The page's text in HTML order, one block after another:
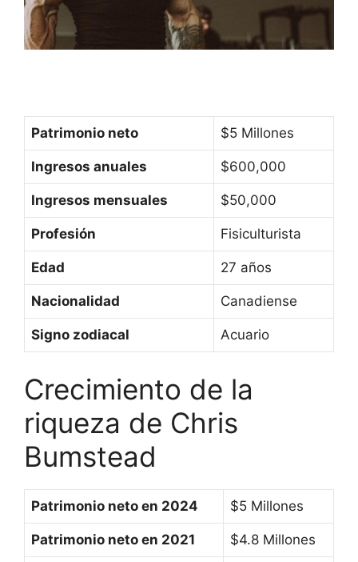
Patrimonio neto $5 Millones
Ingresos anuales $600,000
Ingresos mensuales $50,000
Profesión Fisiculturista
Edad 27 años
Nacionalidad Canadiense
Signo zodiacal Acuario
Crecimiento de la
riqueza de Chris
Bumstead
Patrimonio neto en 2024 $5 Millones
Patrimonio neto en 2021 $4.8 Millones